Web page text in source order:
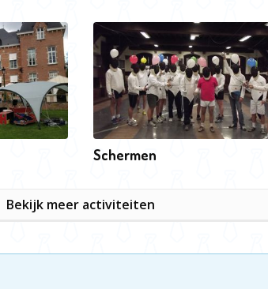
Schermen
Bekijk meer activiteiten